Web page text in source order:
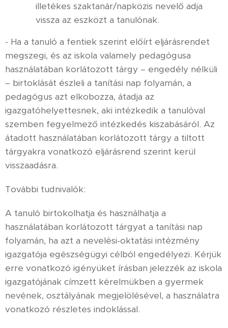
illetékes szaktanár/napközis nevelő adja
vissza az eszközt a tanulónak.
- Ha a tanuló a fentiek szerint előírt eljárásrendet
megszegi, és az iskola valamely pedagógusa
használatában korlátozott tárgy – engedély nélküli
– birtoklását észleli a tanítási nap folyamán, a
pedagógus azt elkobozza, átadja az
igazgatóhelyettesnek, aki intézkedik a tanulóval
szemben fegyelmező intézkedés kiszabásáról. Az
átadott használatában korlátozott tárgy a tiltott
tárgyakra vonatkozó eljárásrend szerint kerül
visszaadásra.
További tudnivalók:
A tanuló birtokolhatja és használhatja a
használatában korlátozott tárgyat a tanítási nap
folyamán, ha azt a nevelési-oktatási intézmény
igazgatója egészségügyi célból engedélyezi. Kérjük
erre vonatkozó igényüket írásban jelezzék az iskola
igazgatójának címzett kérelmükben a gyermek
nevének, osztályának megjelölésével, a használatra
vonatkozó részletes indoklással.